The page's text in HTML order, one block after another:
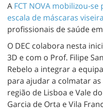
A FCT NOVA mobilizou-
escala de máscaras
profissionais de saúde
O DEC colabora nesta
3D e com o Prof. Filipe
Rebelo a integrar a
para ajudar a colmatar
região de Lisboa e Vale
Garcia de Orta e Vila